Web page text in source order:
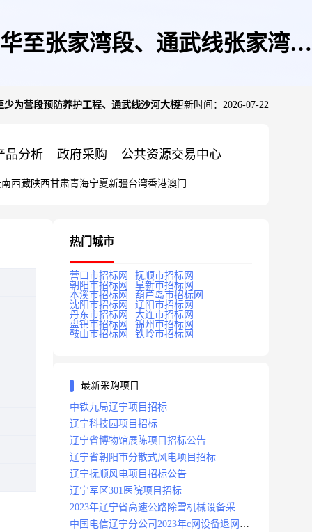
至张家湾段、通武线张家湾至
为营段预防养护工程、通武线沙河大桥更新时间：2026-07-22
品分析 政府采购 公共资源交易中心
西藏陕西甘肃青海宁夏新疆台湾香港澳门
热门城市
营口市招标网
抚顺市招标网
朝阳市招标网
阜新市招标网
本溪市招标网
葫芦岛市招标网
沈阳市招标网
辽阳市招标网
丹东市招标网
大连市招标网
盘锦市招标网
锦州市招标网
鞍山市招标网
铁岭市招标网
最新采购项目
中铁九局辽宁项目招标
辽宁科技园项目招标
辽宁省博物馆展陈项目招标公告
辽宁省朝阳市分散式风电项目招标
辽宁抚顺风电项目招标公告
辽宁军区301医院项目招标
2023年辽宁省高速公路除雪机械设备采购
项目招标招标公告
中国电信辽宁分公司2023年c网设备退网拆